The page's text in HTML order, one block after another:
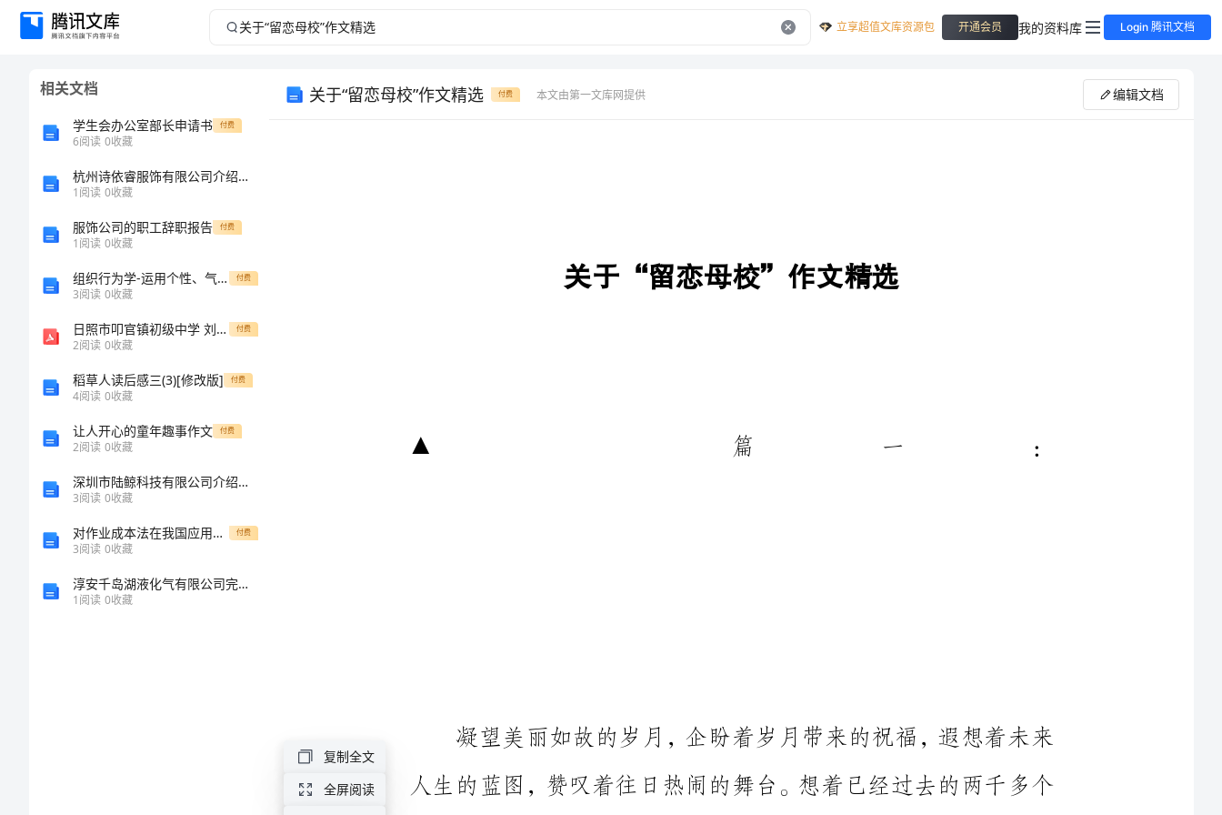
关
“留
立享超值文库资源包 开通会员 我的资料库 Login 腾讯文档
相关文档
学生会办公室部长申请书 付费
6阅读 0收藏
杭州诗依睿服饰有限公司介绍企业发展分析报告
1阅读 0收藏
服饰公司的职工辞职报告 付费
1阅读 0收藏
组织行为学-运用个性、气质、性格、能力的规律提高管理的有效性 付费
3阅读 0收藏
日照市叩官镇初级中学 刘刚 《分层教育实践发展》 付费
2阅读 0收藏
稻草人读后感三(3)[修改版] 付费
4阅读 0收藏
让人开心的童年趣事作文 付费
2阅读 0收藏
深圳市陆鲸科技有限公司介绍企业发展分析报告
3阅读 0收藏
对作业成本法在我国应用的探讨0 付费
3阅读 0收藏
淳安千岛湖液化气有限公司完市供应站介绍企业发展分析报告
1阅读 0收藏
关于“留恋母校”作文精选 付费 本文由第一文库网提供 编辑文档
复制全文
全屏阅读